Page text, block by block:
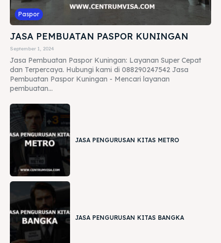
Paspor
JASA PEMBUATAN PASPOR KUNINGAN
September 1, 2024
Jasa Pembuatan Paspor Kuningan: Layanan Super Cepat
dan Terpercaya. Hubungi kami di 088290247542 Jasa
Pembuatan Paspor Kuningan - Mencari layanan
pembuatan...
JASA PENGURUSAN KITAS METRO
JASA PENGURUSAN KITAS BANGKA